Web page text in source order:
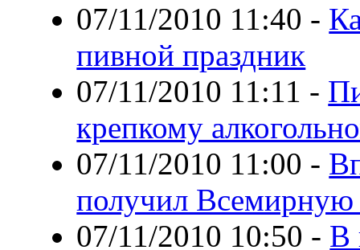
07/11/2010 11:40 -
пивной праздник
07/11/2010 11:11 -
крепкому
07/11/2010 11:00 -
получил
07/11/2010 10:50 - В